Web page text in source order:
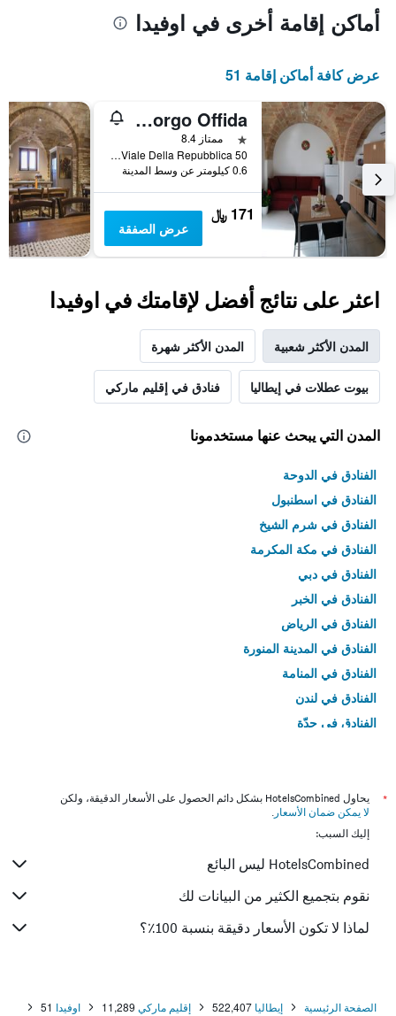
أماكن إقامة أخرى في اوفيدا
عرض كافة أماكن إقامة 51
Offida/Residence Borgo Offida
نجمة واحدة
ممتاز 8.4
Viale Della Repubblica 50, اوفيدا, مقاطعة أسكولي بيتشينو, إيطاليا
0.6 كيلومتر عن وسط المدينة
171 ﷼
عرض الصفقة
اعثر على نتائج أفضل لإقامتك في اوفيدا
المدن الأكثر شعبية المدن الأكثر شهرة
بيوت عطلات في إيطاليا فنادق في إقليم ماركي
المدن التي يبحث عنها مستخدمونا
الفنادق في الدوحة
الفنادق في اسطنبول
الفنادق في شرم الشيخ
الفنادق في مكة المكرمة
الفنادق في دبي
الفنادق في الخبر
الفنادق في الرياض
الفنادق في المدينة المنورة
الفنادق في المنامة
الفنادق في لندن
الفنادق في جدّة
*
يحاول HotelsCombined بشكل دائم الحصول على الأسعار الدقيقة، ولكن
لا يمكن ضمان الأسعار .
إليك السبب:
HotelsCombined ليس البائع
نقوم بتجميع الكثير من البيانات لك
لماذا لا تكون الأسعار دقيقة بنسبة 100٪؟
الصفحة الرئيسية إيطاليا 522,407 إقليم ماركي 11,289 اوفيدا 51